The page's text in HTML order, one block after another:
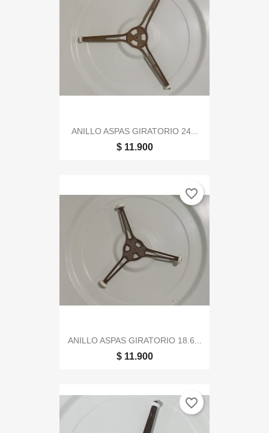
ANILLO ASPAS GIRATORIO 24...
$ 11.900
ANILLO ASPAS GIRATORIO 18.6...
$ 11.900
favorite_border
favorite_border